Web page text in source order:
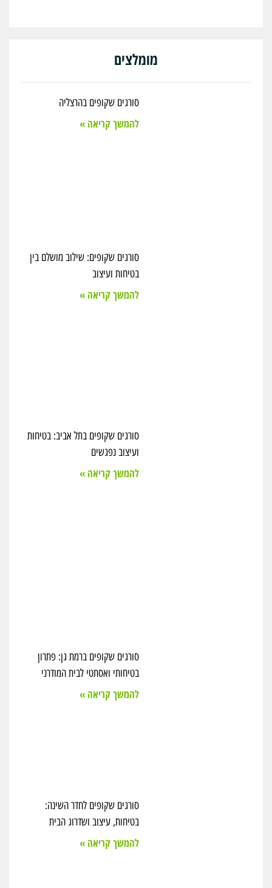
מומלצים
סורגים שקופים בהרצליה
להמשך קריאה »
סורגים שקופים: שילוב מושלם בין
בטיחות ועיצוב
להמשך קריאה »
סורגים שקופים בתל אביב: בטיחות
ועיצוב נפגשים
להמשך קריאה »
סורגים שקופים ברמת גן: פתרון
בטיחותי ואסתטי לבית המודרני
להמשך קריאה »
סורגים שקופים לחדר השינה:
בטיחות, עיצוב ושדרוג הבית
להמשך קריאה »